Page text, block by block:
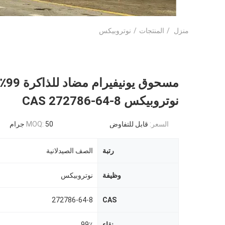
منزل / المنتجات / نوتروبيكس
مسحوق يونيفيرام مضاد للذاكرة 99٪
نوتروبيكس CAS 272786-64-8
السعر: قابل للتفاوض MOQ: 50 جرام
رتبة الصف الصيدلانية
وظيفة نوتروبيكس
CAS
272786-64-8